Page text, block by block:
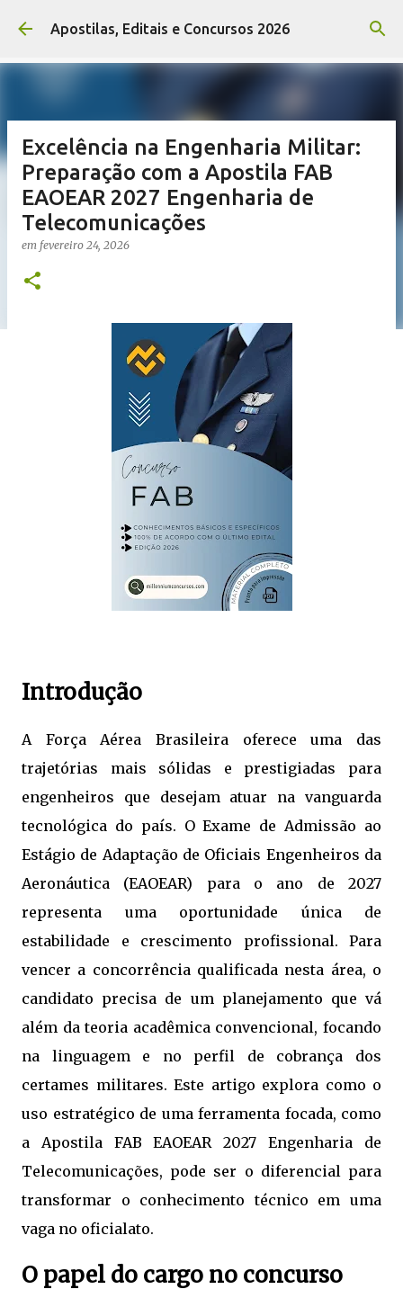
Pular para o conteúdo principal
Apostilas, Editais e Concursos 2026
Excelência na Engenharia Militar:
Preparação com a Apostila FAB
EAOEAR 2027 Engenharia de
Telecomunicações
em fevereiro 24, 2026
Introdução
A Força Aérea Brasileira oferece uma das
trajetórias mais sólidas e prestigiadas para
engenheiros que desejam atuar na vanguarda
tecnológica do país. O Exame de Admissão ao
Estágio de Adaptação de Oficiais Engenheiros da
Aeronáutica (EAOEAR) para o ano de 2027
representa uma oportunidade única de
estabilidade e crescimento profissional. Para
vencer a concorrência qualificada nesta área, o
candidato precisa de um planejamento que vá
além da teoria acadêmica convencional, focando
na linguagem e no perfil de cobrança dos
certames militares. Este artigo explora como o
uso estratégico de uma ferramenta focada, como
a Apostila FAB EAOEAR 2027 Engenharia de
Telecomunicações, pode ser o diferencial para
transformar o conhecimento técnico em uma
vaga no oficialato.
O papel do cargo no concurso